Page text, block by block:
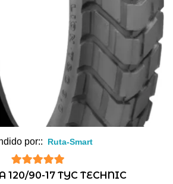
por:: Ruta-Smart
5de 5
120/90-17 TYC TECHNIC